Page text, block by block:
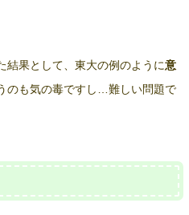
結果として、東大の例のように意
のも気の毒ですし…難しい問題で